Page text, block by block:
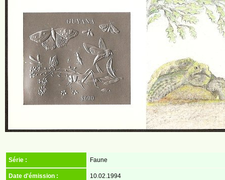
Série : Faune
Date d'émission : 10.02.1994